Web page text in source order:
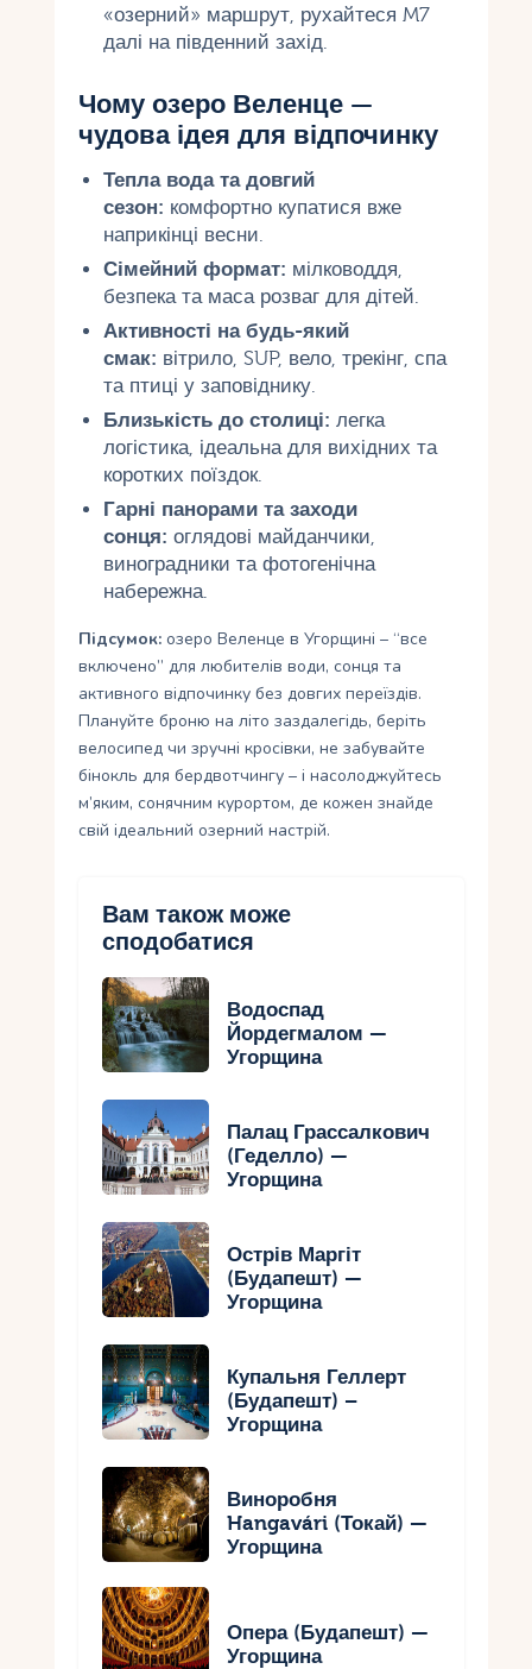
«озерний» маршрут, рухайтеся M7
далі на південний захід.
Чому озеро Веленце —
чудова ідея для відпочинку
Тепла вода та довгий
сезон: комфортно купатися вже
наприкінці весни.
Сімейний формат: мілководдя,
безпека та маса розваг для дітей.
Активності на будь-який
смак: вітрило, SUP, вело, трекінг, спа
та птиці у заповіднику.
Близькість до столиці: легка
логістика, ідеальна для вихідних та
коротких поїздок.
Гарні панорами та заходи
сонця: оглядові майданчики,
виноградники та фотогенічна
набережна.
Підсумок: озеро Веленце в Угорщині – “все
включено” для любителів води, сонця та
активного відпочинку без довгих переїздів.
Плануйте броню на літо заздалегідь, беріть
велосипед чи зручні кросівки, не забувайте
бінокль для бердвотчингу – і насолоджуйтесь
м’яким, сонячним курортом, де кожен знайде
свій ідеальний озерний настрій.
Вам також може
сподобатися
Водоспад
Йордегмалом —
Угорщина
Палац Грассалкович
(Геделло) —
Угорщина
Острів Маргіт
(Будапешт) —
Угорщина
Купальня Геллерт
(Будапешт) –
Угорщина
Виноробня
Hangavári (Токай) —
Угорщина
Опера (Будапешт) —
Угорщина